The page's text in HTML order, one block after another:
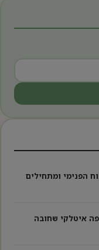
הפנימי ומתחילים
איטלקי שחובה